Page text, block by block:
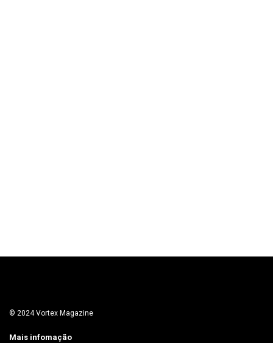
© 2024 Vortex Magazine
Mais infomação